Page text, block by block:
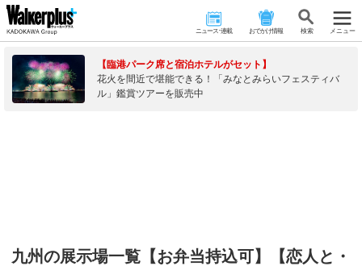
ニュース･連載 おでかけ情報 検 索 メニュー
【臨港パーク席と宿泊ホテルがセット】
花火を間近で堪能できる！「みなとみらいフェスティバ
ル」鑑賞ツアーを販売中
九州の展示場一覧【お弁当持込可】【恋人と・